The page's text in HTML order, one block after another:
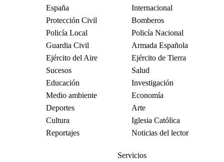
España
Internacional
Protección Civil
Bomberos
Policía Local
Policía Nacional
Guardia Civil
Armada Española
Ejército del Aire
Ejército de Tierra
Sucesos
Salud
Educación
Investigación
Medio ambiente
Economía
Deportes
Arte
Cultura
Iglesia Católica
Reportajes
Noticias del lector
Servicios